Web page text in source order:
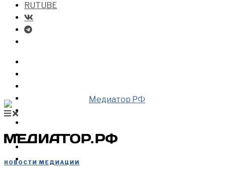
RUTUBE
ВИДЕО
КУПИТЬ
НОВОСТИ МЕДИАЦИИ